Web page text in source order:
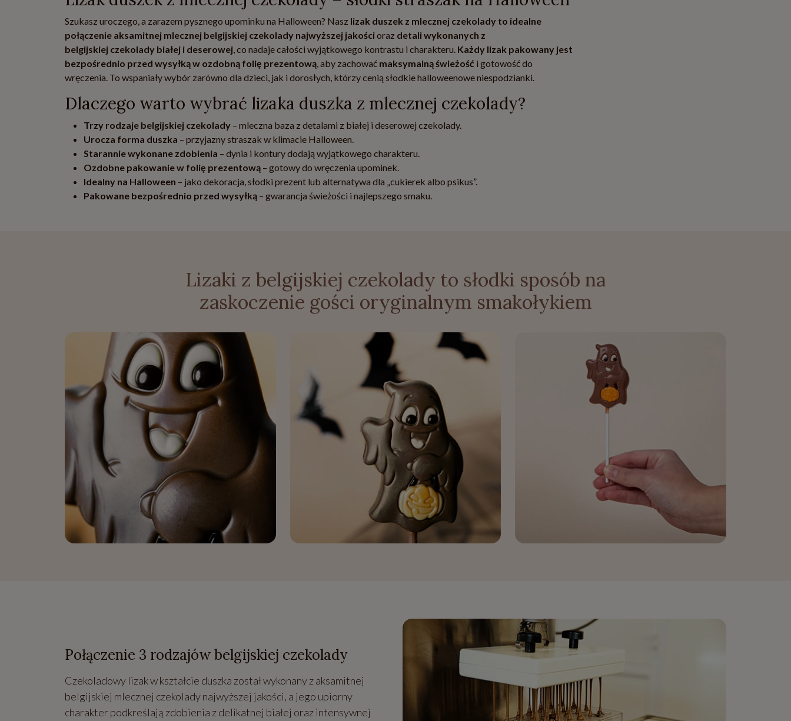
Szukasz uroczego, a zarazem pysznego upominku na Halloween? Nasz lizak duszek z mlecznej czekolady to idealne
połączenie aksamitnej mlecznej belgijskiej czekolady najwyższej jakościoraz detali wykonanych z
belgijskiej czekolady białej i deserowej, co nadaje całości wyjątkowego kontrastu i charakteru. Każdy lizak pakowany jest
bezpośrednio przed wysyłką w ozdobną folię prezentową, aby zachować maksymalną świeżość i gotowość do
wręczenia. To wspaniały wybór zarówno dla dzieci, jak i dorosłych, którzy cenią słodkie halloweenowe niespodzianki.
Dlaczego warto wybrać lizaka duszka z mlecznej czekolady?
Trzy rodzaje belgijskiej czekolady – mleczna baza z detalami z białej i deserowej czekolady.
Urocza forma duszka – przyjazny straszak w klimacie Halloween.
Starannie wykonane zdobienia – dynia i kontury dodają wyjątkowego charakteru.
Ozdobne pakowanie w folię prezentową – gotowy do wręczenia upominek.
Idealny na Halloween – jako dekoracja, słodki prezent lub alternatywa dla „cukierek albo psikus”.
Pakowane bezpośrednio przed wysyłką – gwarancja świeżości i najlepszego smaku.
Lizaki z belgijskiej czekolady to słodki sposób na
zaskoczenie gości oryginalnym smakołykiem
Połączenie 3 rodzajów belgijskiej czekolady
Czekoladowy lizak w kształcie duszka został wykonany z aksamitnej
belgijskiej mlecznej czekolady najwyższej jakości, a jego upiorny
charakter podkreślają zdobienia z delikatnej białej oraz intensywnej